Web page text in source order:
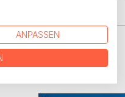
BEIBoD
ANPASSEN